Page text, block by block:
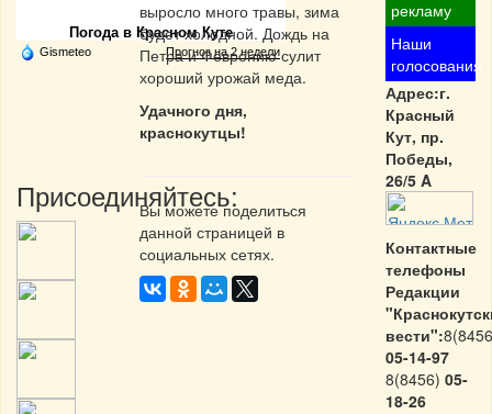
Погода в Красном Куте
Gismeteo Прогноз на 2 недели
Присоединяйтесь:
выросло много травы, зима
будет холодной. Дождь на
Петра и Февронию сулит
хороший урожай меда.
Удачного дня,
краснокутцы!
Вы можете поделиться
данной страницей в
социальных сетях.
рекламу
Наши
голосования
Адрес:г.
Красный
Кут, пр.
Победы,
26/5 A
Контактные
телефоны
Редакции
вести":
05-14-97
8(8456) 05-
18-26